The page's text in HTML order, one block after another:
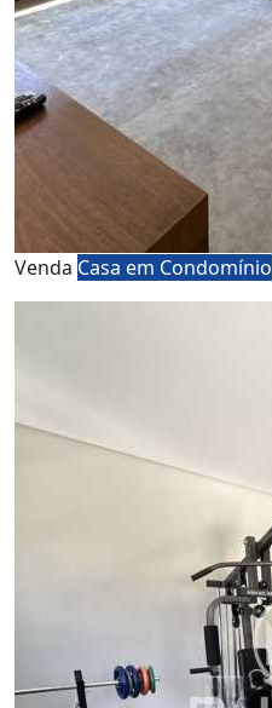
Venda Casa em Condomínio